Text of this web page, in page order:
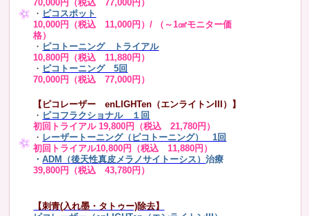
70,000円（税込 77,000円）
・ ピコスポット
10,000円（税込 11,000円）/ （～1㎠モニター価
格）
・ ピコトーニング トライアル
10,800円（税込 11,880円）
・ ピコトーニング 5回
70,000円（税込 77,000円）
【ピコレーザー enLIGHTen（エンライトンIII）】
・ ピコフラクショナル １回
初回トライアル 19,800円（税込 21,780円）
・ レーザートーニング（ピコトーニング） 1回
初回トライアル10,800円（税込 11,880円）
・ADM（後天性真皮メラノサイトーシス）治療
39,800円（税込 43,780円）
【刺青(入れ墨・タトゥー)除去】